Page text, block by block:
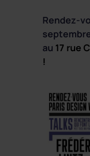
Rendez-
au 17 rue
!